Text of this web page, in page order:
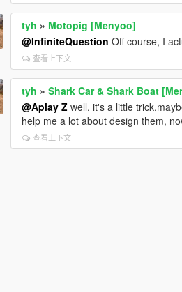
tyh » Motopig [Menyoo]
@InfiniteQuestion Off course, I
查看上下文
tyh »Shark Car & Shark Boat
@Aplay Z well, it's a little
help me a lot about design them,
查看上下文